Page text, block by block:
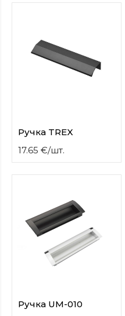
Ручка TREX
17.65 €/шт.
Ручка UM-010